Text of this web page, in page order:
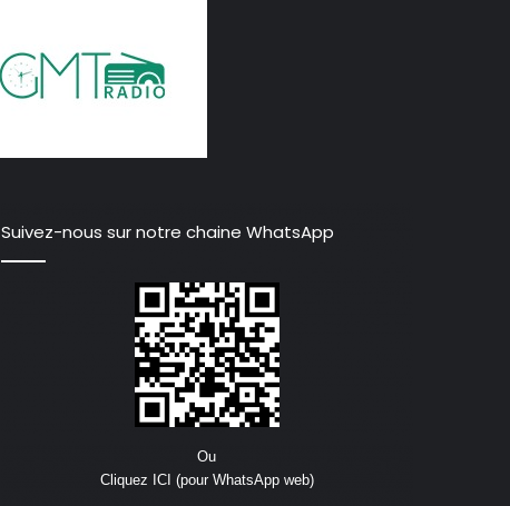
Suivez-nous sur notre chaine WhatsApp
Ou
Cliquez ICI (pour WhatsApp web)